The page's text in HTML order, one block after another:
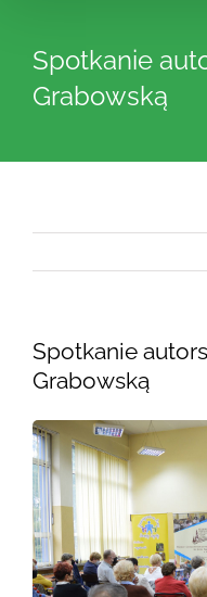
Spotkanie
Grabowską
Spotkanie
Grabowską